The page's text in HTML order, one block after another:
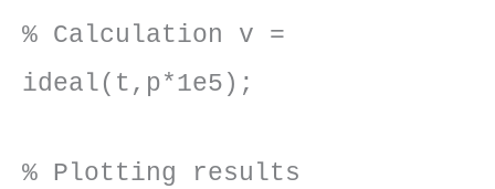
% Calculation v =
ideal(t,p*1e5);
% Plotting results